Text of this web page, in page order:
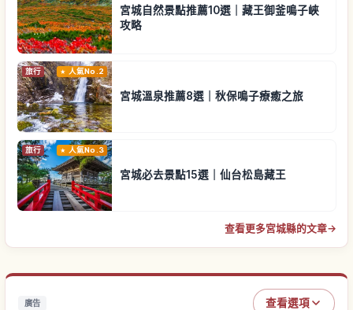
宮城自然景點推薦10選｜藏王御釜鳴子峽
攻略
旅行 人氣No.2
宮城溫泉推薦8選｜秋保鳴子療癒之旅
旅行 人氣No.3
宮城必去景點15選｜仙台松島藏王
查看更多宮城縣的文章→
廣告 查看選項